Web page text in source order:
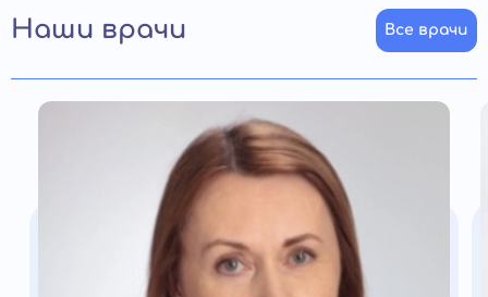
Наши врачи Все врачи